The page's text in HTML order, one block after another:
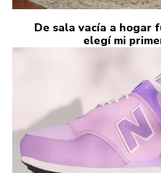
De sala vacía a hogar
elegí mi